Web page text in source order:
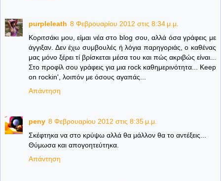
purpleleath 8 Φεβρουαρίου 2012 στις 8:34 μ.μ.
Κοριτσάκι μου, είμαι νέα στο blog σου, αλλά όσα γράφεις με
άγγιξαν. Δεν έχω συμβουλές ή λόγια παρηγοριάς, ο καθένας
μας μόνο ξέρει τί βρίσκεται μέσα του και πώς ακριβώς είναι...
Στο προφίλ σου γράφεις για μια rock καθημερινότητα... Keep
on rockin', λοιπόν με όσους αγαπάς...
Απάντηση
peny 8 Φεβρουαρίου 2012 στις 8:35 μ.μ.
Σκέφτηκα να στο κρύψω αλλά θα μάλλον θα το αντέξεις...
Θύμωσα και απογοητεύτηκα.
Απάντηση